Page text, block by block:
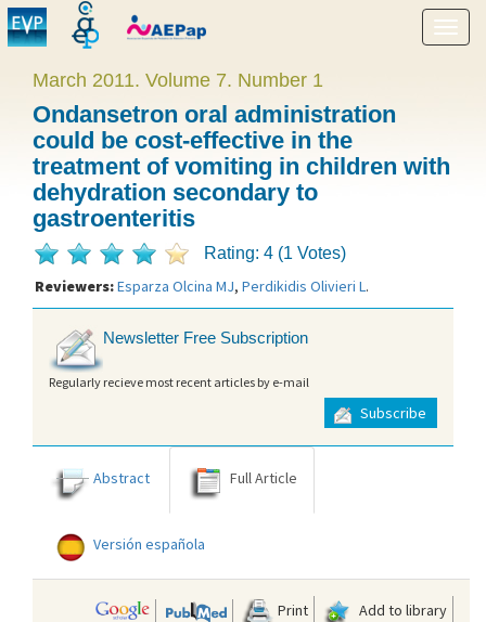
Show
menu
March 2011. Volume 7. Number 1
Ondansetron oral administration
could be cost-effective in the
treatment of vomiting in children with
dehydration secondary to
gastroenteritis
Rating: 4 (1 Votes)
Reviewers:Esparza Olcina MJ, Perdikidis Olivieri L.
Newsletter Free Subscription
Regularly recieve most recent articles by e-mail
Subscribe
Abstract Full Article
Versión española
Print
Add to library